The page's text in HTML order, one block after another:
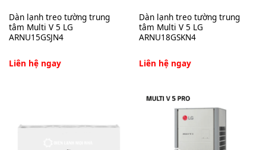
Dàn lạnh treo tường trung
tâm Multi V 5 LG
ARNU15GSJN4
Liên hệ ngay
Dàn lạnh treo tường trung
tâm Multi V 5 LG
ARNU18GSKN4
Liên hệ ngay